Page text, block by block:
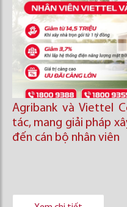
Agribank và Viettel
tác, mang giải pháp
đến cán bộ nhân viên